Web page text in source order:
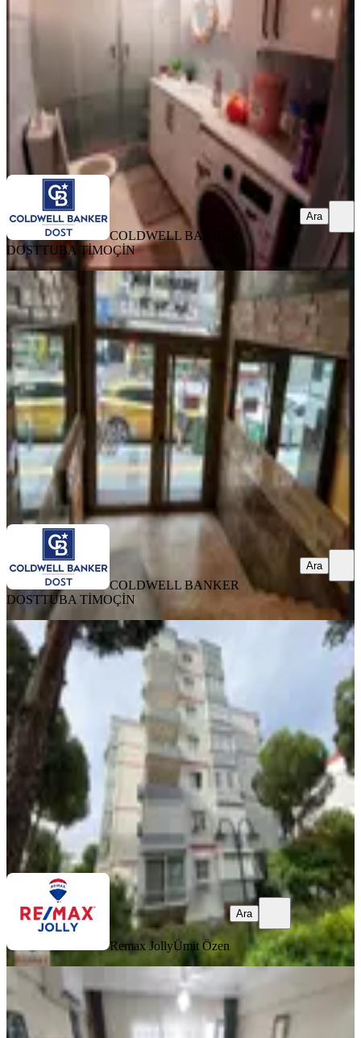
2+1
3. Kat · 06.08.2026
5.650.000 ₺
COLDWELL BANKER DOST TUBA TİMOÇİN
Ara
COLDWELL BANKER
DOSTTUBA TİMOÇİN
Ara
BALKONLU
Balçova Ata Cad. 160 M² Yerden
Isıtmalı Ebevyn Banyolu Asansörlü
Balçova, Onur Mahallesi
3+1
·180 m² ·4. Kat· 06.08.2026
15.400.000 ₺
COLDWELL BANKER DOSTTUBA TİMOÇİN
Ara
COLDWELL BANKER
DOSTTUBA TİMOÇİN
Ara
Balçova Site Konforunda 3+1
Otoparklı Arakat Satılık Daire
Balçova, Fevzi Çakmak Mahallesi
3+1·110 m²· 3. Kat ·02.08.2026
7.400.000 ₺
Remax JollyÜmit Özen
Ara
Remax JollyÜmit Özen
Ara
MANZARALI
Balçova Onur Mah.bahçeli Kapalı
Mutfak Satılık 2+1 Dubleks Daire